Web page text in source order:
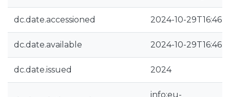
dc.date.accessioned 2024-10-
dc.date.available 2024-10-
dc.date.issued 2024
info:eu-